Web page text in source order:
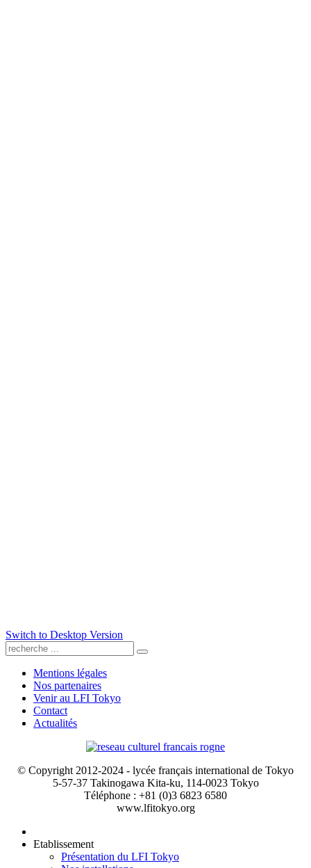
Switch to Desktop Version
Mentions légales
Nos partenaires
Venir au LFI Tokyo
Contact
Actualités
© Copyright 2012-2024 - lycée français international de Tokyo
5-57-37 Takinogawa Kita-ku, 114-0023 Tokyo
Téléphone : +81 (0)3 6823 6580
www.lfitokyo.org
Etablissement
Présentation du LFI Tokyo